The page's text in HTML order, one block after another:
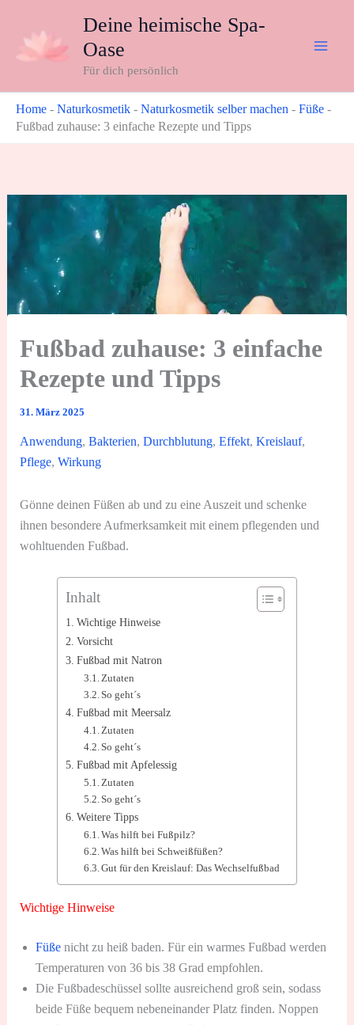
springen
Deine heimische Spa-
Oase
Für dich persönlich
Home - Naturkosmetik - Naturkosmetik selber machen - Füße -
Fußbad zuhause: 3 einfache Rezepte und Tipps
Fußbad zuhause: 3 einfache
Rezepte und Tipps
31. März 2025
Anwendung, Bakterien, Durchblutung, Effekt, Kreislauf,
Pflege, Wirkung
Gönne deinen Füßen ab und zu eine Auszeit und schenke
ihnen besondere Aufmerksamkeit mit einem pflegenden und
wohltuenden Fußbad.
Inhalt
Wichtige Hinweise
Vorsicht
Fußbad mit Natron
Zutaten
So geht´s
Fußbad mit Meersalz
Zutaten
So geht´s
Fußbad mit Apfelessig
Zutaten
So geht´s
Weitere Tipps
Was hilft bei Fußpilz?
Was hilft bei Schweißfüßen?
Gut für den Kreislauf: Das Wechselfußbad
Wichtige Hinweise
Füßenicht zu heiß baden. Für ein warmes Fußbad werden
Temperaturen von 36 bis 38 Grad empfohlen.
Die Fußbadeschüssel sollte ausreichend groß sein, sodass
beide Füße bequem nebeneinander Platz finden. Noppen